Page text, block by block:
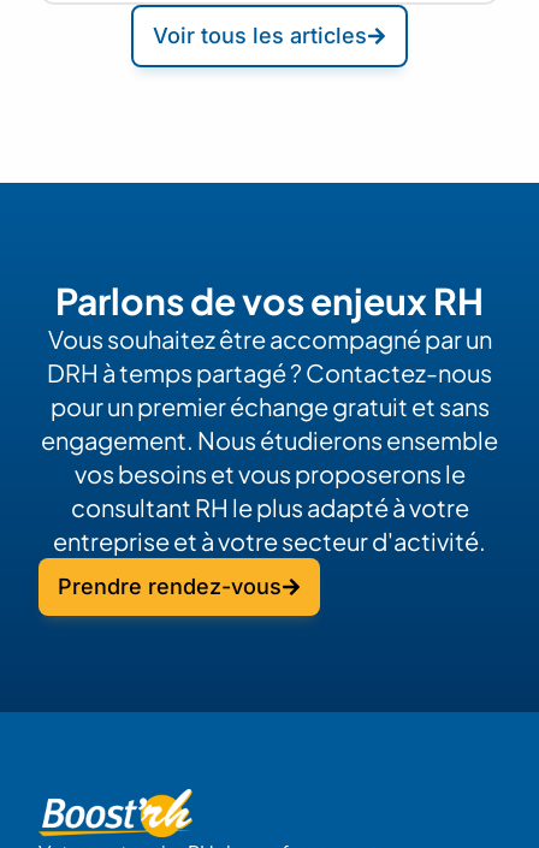
Voir tous les articles
Parlons de vos enjeux RH
Vous souhaitez être accompagné par un
DRH à temps partagé ? Contactez-nous
pour un premier échange gratuit et sans
engagement. Nous étudierons ensemble
vos besoins et vous proposerons le
consultant RH le plus adapté à votre
entreprise et à votre secteur d'activité.
Prendre rendez-vous